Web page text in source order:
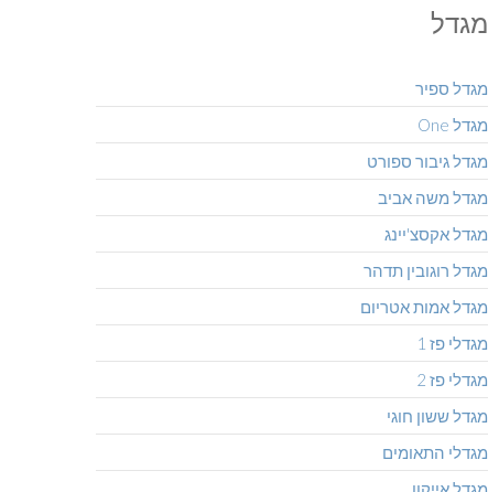
מגדל
מגדל ספיר
מגדל One
מגדל גיבור ספורט
מגדל משה אביב
מגדל אקסצ'יינג
מגדל רוגובין תדהר
מגדל אמות אטריום
מגדלי פז 1
מגדלי פז 2
מגדל ששון חוגי
מגדלי התאומים